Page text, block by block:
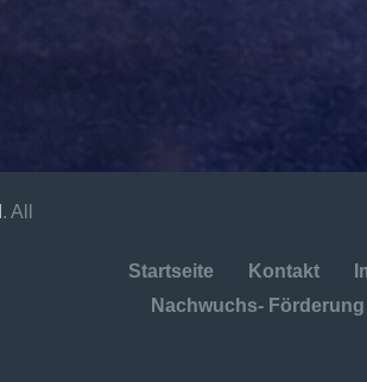
. All
Startseite Kontakt
Nachwuchs- Förderung